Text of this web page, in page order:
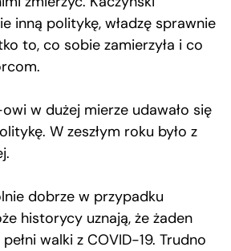
inną politykę, władzę sprawnie
to, co sobie zamierzyła i co
w dużej mierze udawało się
W zeszłym roku było z
dobrze w przypadku
historycy uznają, że żaden
walki z COVID-19. Trudno